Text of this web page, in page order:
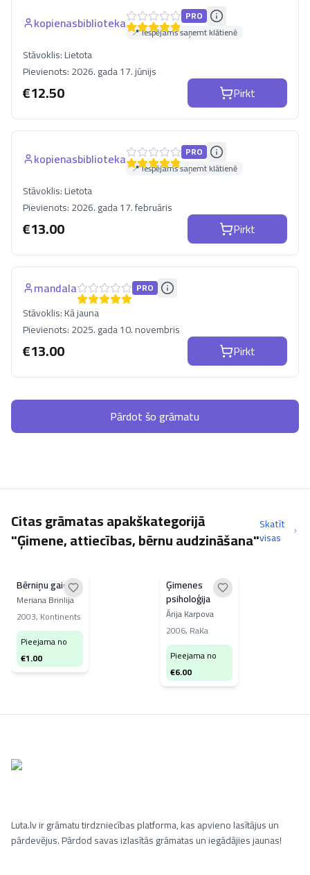
kopienasbiblioteka
PRO
📍 Iespējams saņemt klātienē
Stāvoklis:Lietota
Pievienots:2026. gada 17. jūnijs
€12.50 Pirkt
kopienasbiblioteka
PRO
📍 Iespējams saņemt klātienē
Stāvoklis:Lietota
Pievienots:2026. gada 17. februāris
€13.00 Pirkt
mandala PRO
Stāvoklis:Kā jauna
Pievienots:2025. gada 10. novembris
€13.00 Pirkt
Pārdot šo grāmatu
Citas grāmatas apakškategorijā
"Ģimene, attiecības, bērnu audzināšana"
Skatīt
visas
Bērniņu gaidot
Meriana Brinlija
2003, Kontinents
Pieejama no
€1.00
Ģimenes
psiholoģija
Ārija Karpova
2006, RaKa
Pieejama no
€6.00
Luta.lv ir grāmatu tirdzniecības platforma, kas apvieno lasītājus un
pārdevējus. Pārdod savas izlasītās grāmatas un iegādājies jaunas!